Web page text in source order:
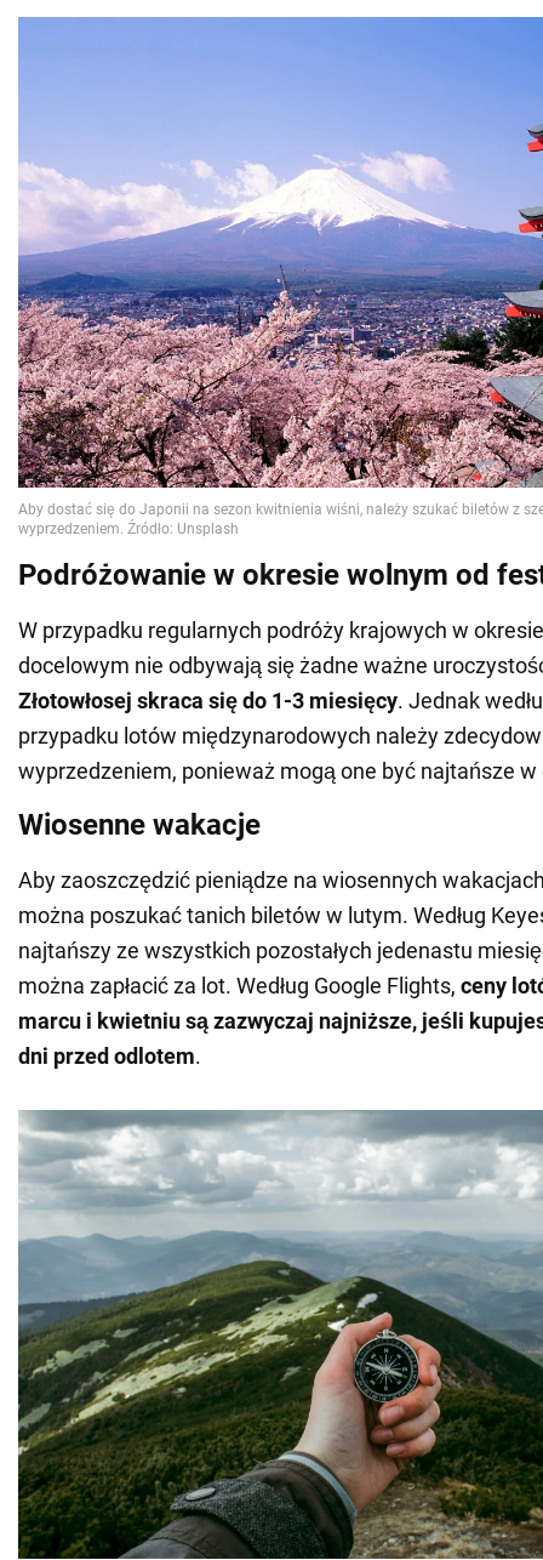
Podróżowanie w okresie wolnym od
W przypadku regularnych podróży krajowych w
docelowym nie odbywają się żadne ważne
Złotowłosej skraca się do 1-3 miesięcy. Jednak
przypadku lotów międzynarodowych należy
wyprzedzeniem, ponieważ mogą one być najtańsze w
Wiosenne wakacje
Aby zaoszczędzić pieniądze na wiosennych
można poszukać tanich biletów w lutym. Według
najtańszy ze wszystkich pozostałych jedenastu
można zapłacić za lot. Według Google Flights, ceny
marcu i kwietniu są zazwyczaj najniższe, jeśli
dni przed odlotem.